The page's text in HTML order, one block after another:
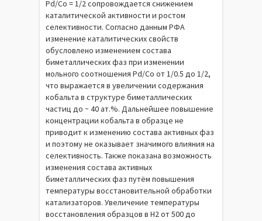
Pd/Co = 1/2 сопровождается снижением
каталитической активности и ростом
селективности. Согласно данным РФА
изменение каталитических свойств
обусловлено изменением состава
биметаллических фаз при изменении
мольного соотношения Pd/Co от 1/0.5 до 1/2,
что выражается в увеличении содержания
кобальта в структуре биметаллических
частиц до ~ 40 ат.%. Дальнейшее повышение
концентрации кобальта в образце не
приводит к изменению состава активных фаз
и поэтому не оказывает значимого влияния на
селективность. Также показана возможность
изменения состава активных
биметаллических фаз путём повышения
температуры восстановительной обработки
катализаторов. Увеличение температуры
восстановления образцов в H2 от 500 до